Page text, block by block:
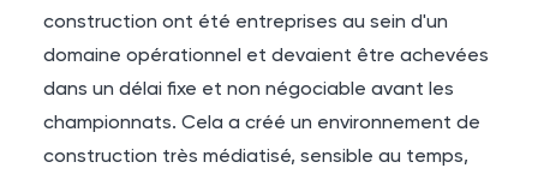
construction ont été entreprises au sein d'un
domaine opérationnel et devaient être achevées
dans un délai fixe et non négociable avant les
championnats. Cela a créé un environnement de
construction très médiatisé, sensible au temps,